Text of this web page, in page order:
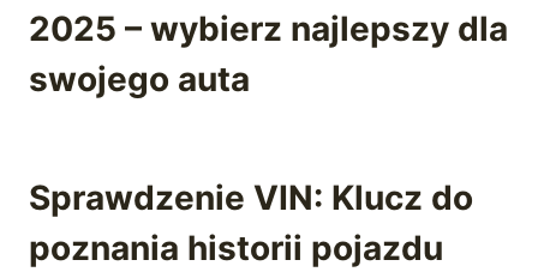
2025 – wybierz najlepszy dla
swojego auta
Sprawdzenie VIN: Klucz do
poznania historii pojazdu